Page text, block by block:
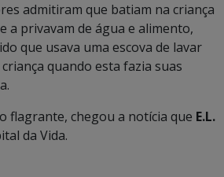
admitiram que batiam na criança
a privavam de água e alimento,
que usava uma escova de lavar
quando esta fazia suas
flagrante, chegou a notícia que E.L.
da Vida.